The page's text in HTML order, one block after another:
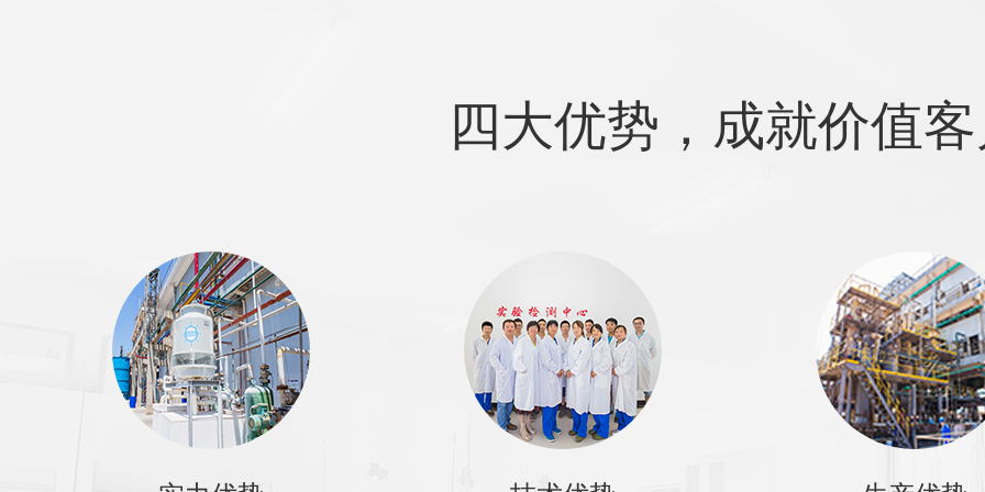
四大优势，成就价值